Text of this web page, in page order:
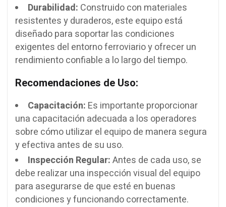
Durabilidad: Construido con materiales
resistentes y duraderos, este equipo está
diseñado para soportar las condiciones
exigentes del entorno ferroviario y ofrecer un
rendimiento confiable a lo largo del tiempo.
Recomendaciones de Uso:
Capacitación: Es importante proporcionar
una capacitación adecuada a los operadores
sobre cómo utilizar el equipo de manera segura
y efectiva antes de su uso.
Inspección Regular:Antes de cada uso, se
debe realizar una inspección visual del equipo
para asegurarse de que esté en buenas
condiciones y funcionando correctamente.